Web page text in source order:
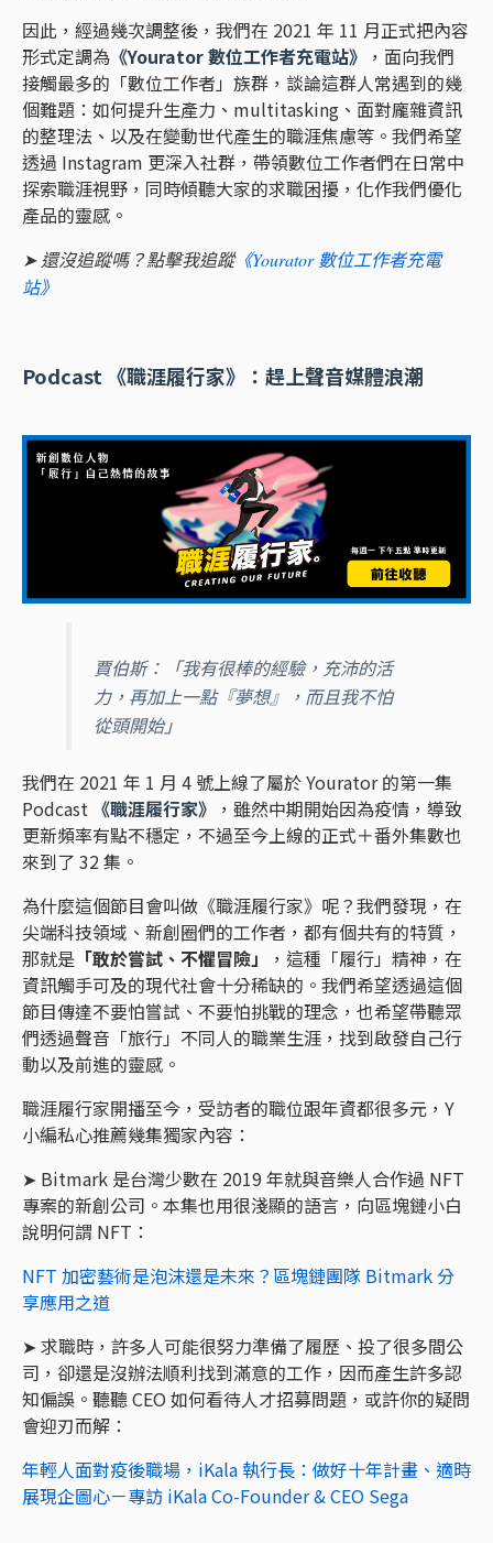
因此，經過幾次調整後，我們在 2021 年 11 月正式把內容
形式定調為 《Yourator 數位工作者充電站》 ，面向我們
接觸最多的「數位工作者」族群，談論這群人常遇到的幾
個難題：如何提升生產力、multitasking、面對龐雜資訊
的整理法、以及在變動世代產生的職涯焦慮等。我們希望
透過 Instagram 更深入社群，帶領數位工作者們在日常中
探索職涯視野，同時傾聽大家的求職困擾，化作我們優化
產品的靈感。
➤ 還沒追蹤嗎？點擊我追蹤《Yourator 數位工作者充電
站》
Podcast 《職涯履行家》：趕上聲音媒體浪潮
賈伯斯：「我有很棒的經驗，充沛的活
力，再加上一點『夢想』，而且我不怕
從頭開始」
我們在 2021 年 1 月 4 號上線了屬於 Yourator 的第一集
Podcast 《職涯履行家》 ，雖然中期開始因為疫情，導致
更新頻率有點不穩定，不過至今上線的正式＋番外集數也
來到了 32 集。
為什麼這個節目會叫做《職涯履行家》呢？我們發現，在
尖端科技領域、新創圈們的工作者，都有個共有的特質，
那就是 「敢於嘗試、不懼冒險」
，這種「履行」精神，在
資訊觸手可及的現代社會十分稀缺的。我們希望透過這個
節目傳達不要怕嘗試、不要怕挑戰的理念，也希望帶聽眾
們透過聲音「旅行」不同人的職業生涯，找到啟發自己行
動以及前進的靈感。
職涯履行家開播至今，受訪者的職位跟年資都很多元，Y
小編私心推薦幾集獨家內容：
➤ Bitmark 是台灣少數在 2019 年就與音樂人合作過 NFT
專案的新創公司。本集也用很淺顯的語言，向區塊鏈小白
說明何謂 NFT：
NFT 加密藝術是泡沫還是未來？區塊鏈團隊 Bitmark 分
享應用之道
➤ 求職時，許多人可能很努力準備了履歷、投了很多間公
司，卻還是沒辦法順利找到滿意的工作，因而產生許多認
知偏誤。聽聽 CEO 如何看待人才招募問題，或許你的疑問
會迎刃而解：
年輕人面對疫後職場，iKala 執行長：做好十年計畫、適時
展現企圖心－專訪 iKala Co-Founder & CEO Sega